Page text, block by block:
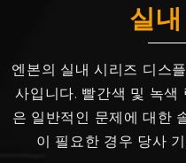
실
엔본의 실내 시리즈 디스
사입니다. 빨간색 및 녹
은 일반적인 문제에 대한
이 필요한 경우 당사